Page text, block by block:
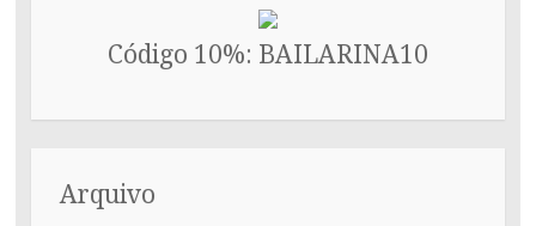
Código 10%: BAILARINA10
Arquivo